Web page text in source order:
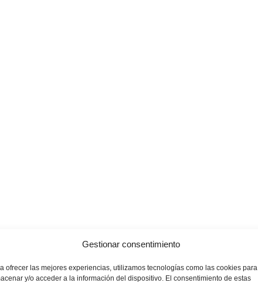
Gestionar consentimiento
ofrecer las mejores experiencias, utilizamos tecnologías como las cookies para
y/o acceder a la información del dispositivo. El consentimiento de estas